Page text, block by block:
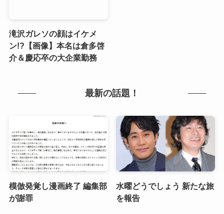
滝沢ガレソの顔はイケメ
ン!?【画像】本名は倉多啓
介＆慶応卒の大企業勤務
最新の話題！
模倣発覚し漫画終了 編集部
が謝罪
水曜どうでしょう 新たな旅
を報告